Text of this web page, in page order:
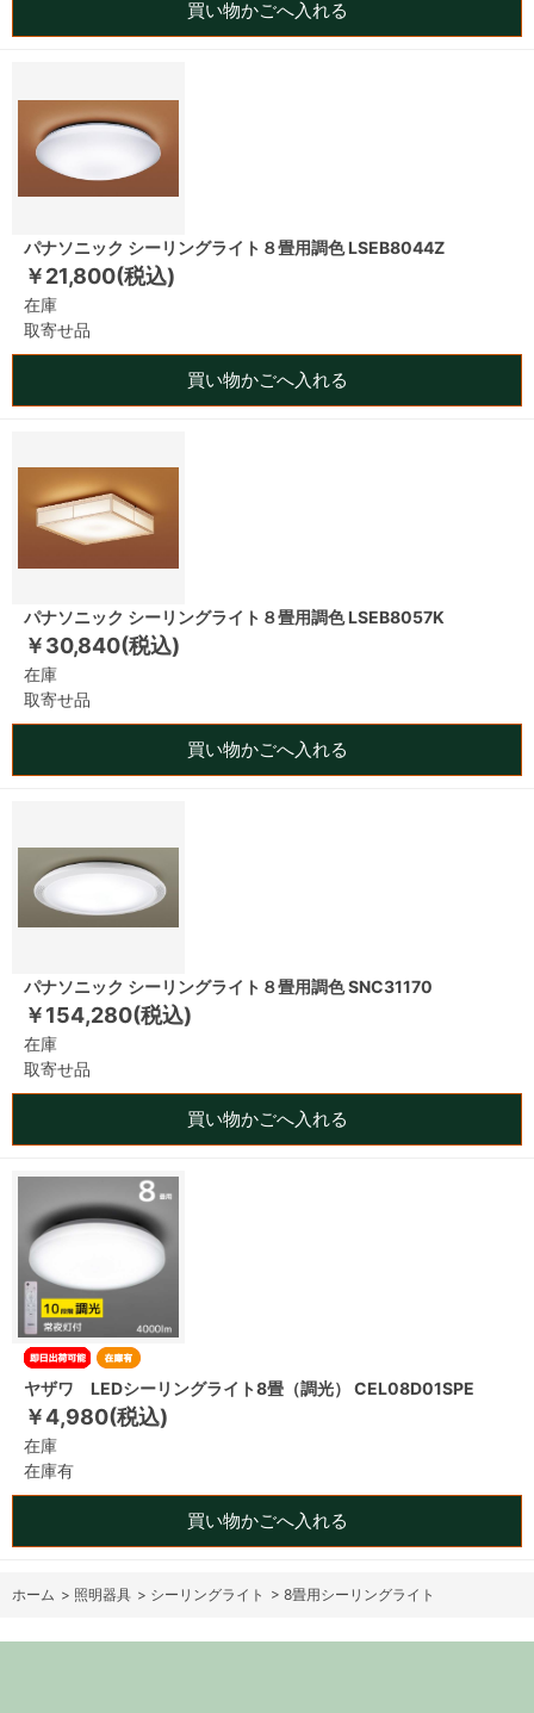
買い物かごへ入れる
パナソニック シーリングライト８畳用調色 LSEB8044Z
￥21,800(税込)
在庫
取寄せ品
買い物かごへ入れる
パナソニック シーリングライト８畳用調色 LSEB8057K
￥30,840(税込)
在庫
取寄せ品
買い物かごへ入れる
パナソニック シーリングライト８畳用調色 SNC31170
￥154,280(税込)
在庫
取寄せ品
買い物かごへ入れる
ヤザワ LEDシーリングライト8畳（調光） CEL08D01SPE
￥4,980(税込)
在庫
在庫有
買い物かごへ入れる
ホーム > 照明器具 > シーリングライト > 8畳用シーリングライト